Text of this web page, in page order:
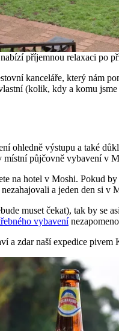
příjemnou relaxaci po
kanceláře, který nám
(kolik, kdy a komu
ohledně výstupu a také
půjčovně vybavení v
na hotel v Moshi. Pokud
a jeden den si
muset čekat), tak by
vybavení
a zdar naší expedice